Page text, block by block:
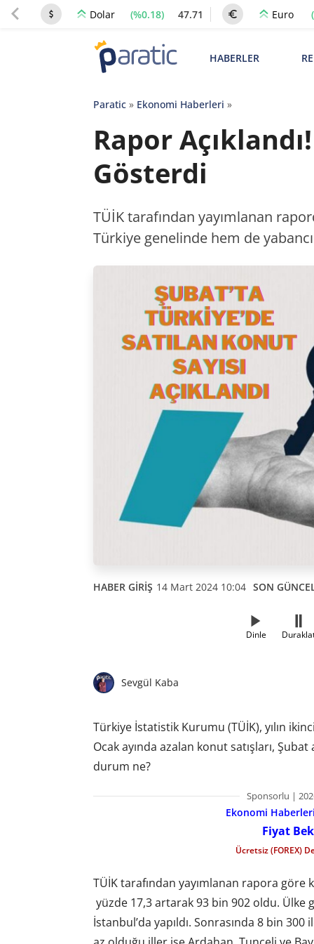
Dolar (%0.18) 47.71 Euro
HABERLER
Paratic» Ekonomi Haberleri »
Rapor
Gösterdi
TÜİK tarafından yayımlanan
Türkiye genelinde hem de
HABER GİRİŞ 14 Mart 2024 10:04 SON
Dinle
Sevgül Kaba
Türkiye İstatistik Kurumu (TÜİK), yılın
Ocak ayında azalan konut satışları,
durum ne?
Sponsorlu |
Ekonomi
Fiyat
Ücretsiz (FOREX)
TÜİK tarafından yayımlanan rapora göre
yüzde 17,3 artarak 93 bin 902 oldu. Ülke
İstanbul’da yapıldı. Sonrasında 8 bin